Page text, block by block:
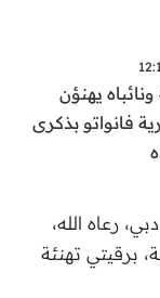
يهنؤن
فانواتو بذكرى
رعاه الله،
برقيتي تهنئة